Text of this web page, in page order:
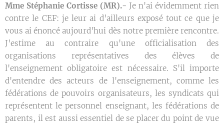
Mme Stéphanie Cortisse (MR).- Je n'ai évidemment rien
contre le CEF: je leur ai d'ailleurs exposé tout ce que je
vous ai énoncé aujourd'hui dès notre première rencontre.
J'estime au contraire qu'une officialisation des
organisations représentatives des élèves de
l'enseignement obligatoire est nécessaire. S'il importe
d'entendre des acteurs de l'enseignement, comme les
fédérations de pouvoirs organisateurs, les syndicats qui
représentent le personnel enseignant, les fédérations de
parents, il est aussi essentiel de se placer du point de vue